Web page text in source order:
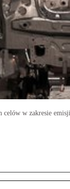
celów w zakresie